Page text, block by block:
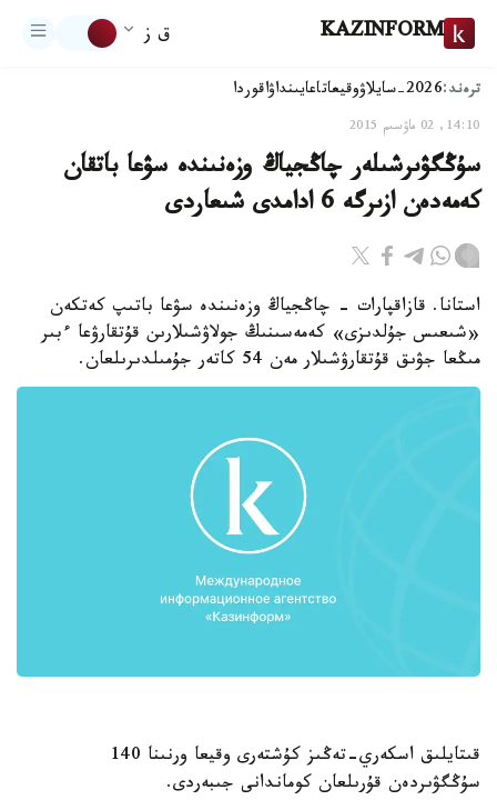
KAZINFORM ق ز
ترەند:2026-سايلاۋ وقيعاتاعايىنداۋاقوردا
14:10, 02 ماۋسىم 2015
سۇڭگۋىرشىلەر چاڭجياڭ وزەنىندە سۋعا باتقان
كەمەدەن ازىرگە 6 ادامدى شىعاردى
استانا. قازاقپارات - چاڭجياڭ وزەنىندە سۋعا باتىپ كەتكەن
«شىعىس جۇلدىزى» كەمەسىنىڭ جولاۋشىلارىن قۇتقارۋعا ءبىر
مىڭعا جۋىق قۇتقارۋشىلار مەن 54 كاتەر جۇمىلدىرىلعان.
قىتايلىق اسكەري-تەڭىز كۇشتەرى وقيعا ورنىنا 140
سۇڭگۋىردەن قۇرىلعان كوماندانى جىبەردى.